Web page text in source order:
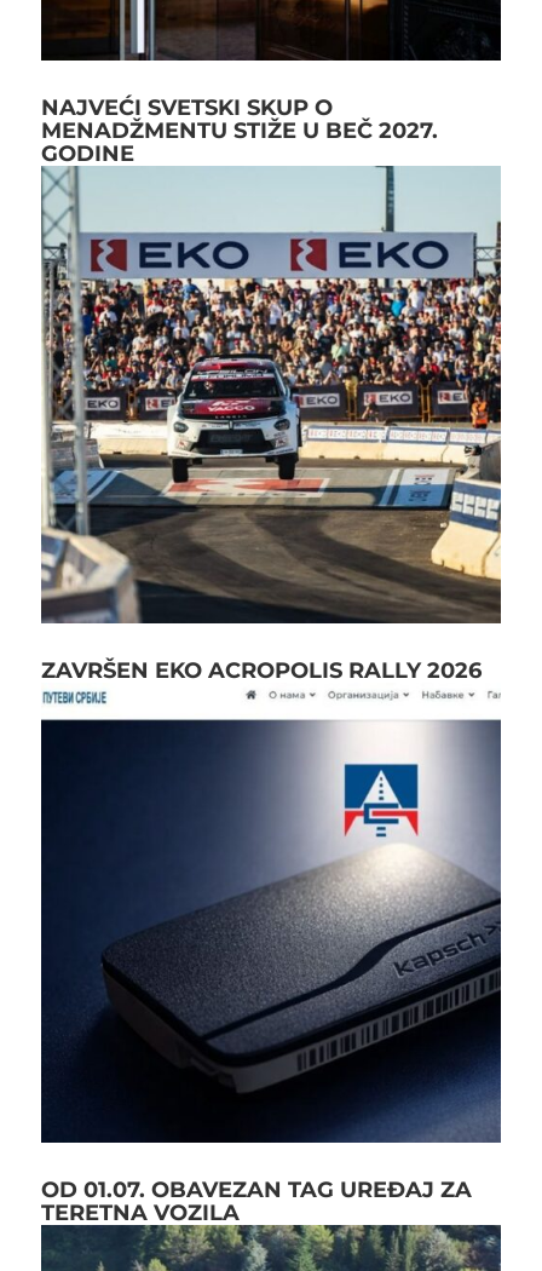
NAJVEĆI SVETSKI SKUP O
MENADŽMENTU STIŽE U BEČ 2027.
GODINE
ZAVRŠEN EKO ACROPOLIS RALLY 2026
OD 01.07. OBAVEZAN TAG UREĐAJ ZA
TERETNA VOZILA